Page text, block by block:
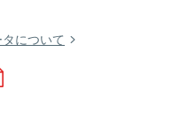
について